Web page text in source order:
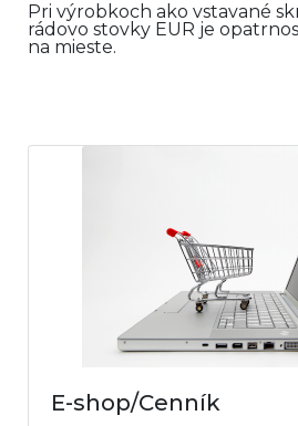
Pri výrobkoch ako vstavané
rádovo stovky EUR je
na mieste.
E-shop/Cenník